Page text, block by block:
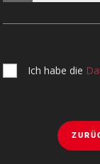
Ich habe die